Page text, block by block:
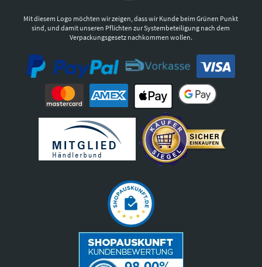
Mit diesem Logo möchten wir zeigen, dass wir Kunde beim Grünen Punkt
sind, und damit unseren Pflichten zur Systembeteiligung nach dem
Verpackungsgesetz nachkommen wollen.